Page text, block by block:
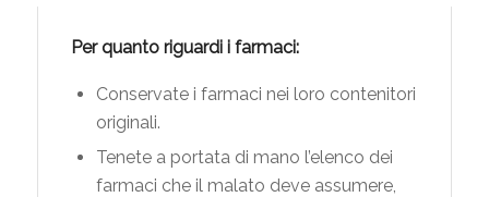
Per quanto riguardi i farmaci:
Conservate i farmaci nei loro contenitori
originali.
Tenete a portata di mano l’elenco dei
farmaci che il malato deve assumere,